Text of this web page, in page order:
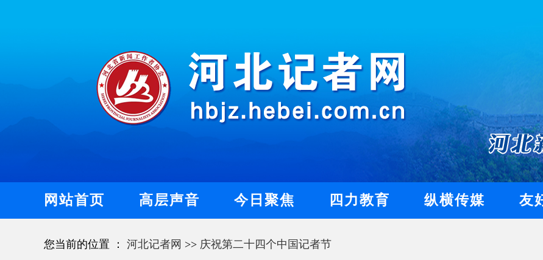
网站首页 高层声音 今日聚焦 四力教育 纵横传媒 友
您当前的位置 ： 河北记者网 >> 庆祝第二十四个中国记者节